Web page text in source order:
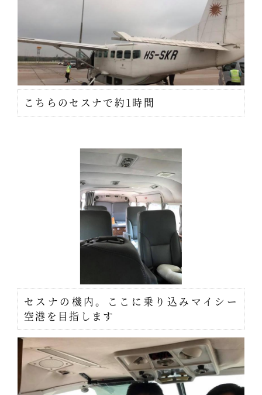
こちらのセスナで約1時間
セスナの機内。ここに乗り込みマイシー
空港を目指します